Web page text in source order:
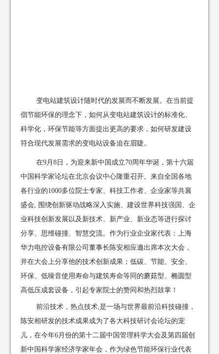
变电站建筑设计随时代的发展而不断发展。在当前提
倡节能环保的理念下，如何从变电站建筑设计的标准化、
科学化，环保节能等方面提出更高的要求，如何研发建设
符合现代发展需求的变电站设备迫在眉睫。
在9月8日，为迎来新中国成立70周年华诞，第十六届
中国科学家论坛在北京会议中心隆重召开。来自全国各地
各行业的1000多位院士专家、科技工作者、企业家等共襄
盛会, 围绕创新驱动战略深入实施、建设世界科技强国、企
业科技创新发展以及新技术、新产业、新业态等进行探讨
分享、思维碰撞、智慧交流。作为行业企业家代表：上海
华力电控设备有限公司董事长陈安相应邀出席本次大会，
并在大会上分享他的技术创新成果；低碳、节能、安全、
环保、低噪音使用寿命与建筑寿命等同的蘑菇型、椭圆型
高低压成套设备，引起专家院士的赞同和热烈鼓掌！
前沿技术，热点技术,是一场与世界最前沿科技碰撞，
陈安相研发的技术成果成为了各大科技研讨会论坛的宠
儿，在今年6月份的第十二届中国管理科学大会及第四届创
新中国科学家经济学家年会，作为绿色节能环保行业代表